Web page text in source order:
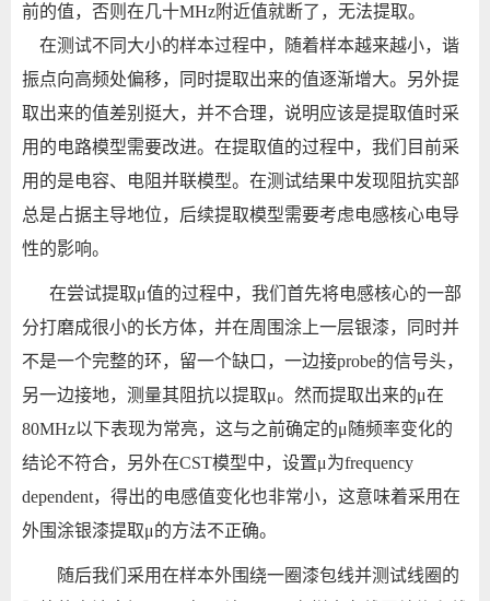
前的值，否则在几十MHz附近值就断了，无法提取。
在测试不同大小的样本过程中，随着样本越来越小，谐
振点向高频处偏移，同时提取出来的值逐渐增大。另外提
取出来的值差别挺大，并不合理，说明应该是提取值时采
用的电路模型需要改进。在提取值的过程中，我们目前采
用的是电容、电阻并联模型。在测试结果中发现阻抗实部
总是占据主导地位，后续提取模型需要考虑电感核心电导
性的影响。
在尝试提取μ值的过程中，我们首先将电感核心的一部
分打磨成很小的长方体，并在周围涂上一层银漆，同时并
不是一个完整的环，留一个缺口，一边接probe的信号头，
另一边接地，测量其阻抗以提取μ。然而提取出来的μ在
80MHz以下表现为常亮，这与之前确定的μ随频率变化的
结论不符合，另外在CST模型中，设置μ为frequency
dependent，得出的电感值变化也非常小，这意味着采用在
外围涂银漆提取μ的方法不正确。
随后我们采用在样本外围绕一圈漆包线并测试线圈的